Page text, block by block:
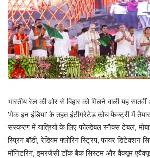
भारतीय रेल की ओर से बिहार को मिलने वाली यह
‘मेक इन इंडिया’ के तहत इंटीग्रेटेड कोच फैक्ट्री में
संस्करण में यात्रियों के लिए फोल्डेबल स्नैक्स टेबल,
स्प्रिंग बॉडी, रेडियम फ्लोरिंग स्ट्रिप, फायर डिटेक्शन
मॉनिटरिंग, इमरजेंसी टॉक बैक सिस्टम और वैक्यूम